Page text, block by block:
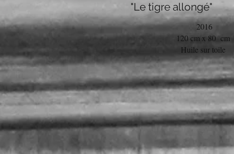
"Le tigre allongé"
2016
120 cm x 80 cm
Huile sur toile